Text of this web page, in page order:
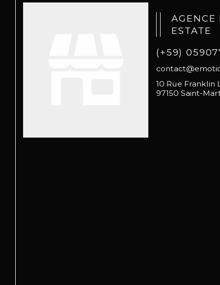
AGENCE
ESTATE
(+59)
10 Rue Franklin
97150 Saint-